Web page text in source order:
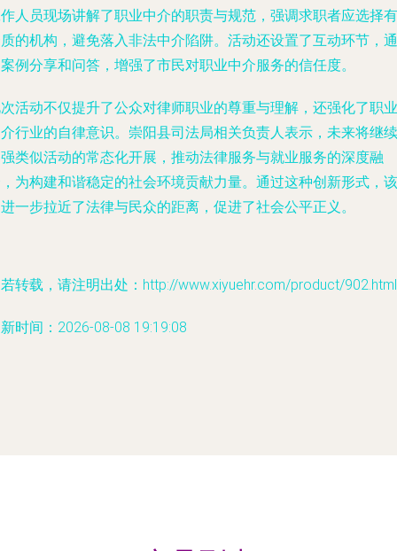
人员现场讲解了职业中介的职责与规范，强调求职者应选择有
的机构，避免落入非法中介陷阱。活动还设置了互动环节，通
例分享和问答，增强了市民对职业中介服务的信任度。
活动不仅提升了公众对律师职业的尊重与理解，还强化了职业
行业的自律意识。崇阳县司法局相关负责人表示，未来将继续
类似活动的常态化开展，推动法律服务与就业服务的深度融
为构建和谐稳定的社会环境贡献力量。通过这种创新形式，该
一步拉近了法律与民众的距离，促进了社会公平正义。
转载，请注明出处：http://www.xiyuehr.com/product/902.html
时间：2026-08-08 19:19:08